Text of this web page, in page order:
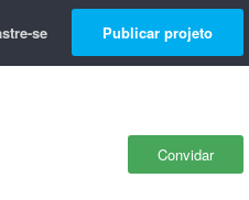
se Publicar projeto
Convidar